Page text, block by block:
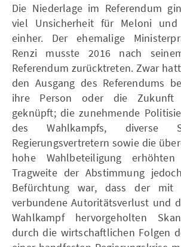
Die Niederlage im Referendum
viel Unsicherheit für Meloni und
einher. Der ehemalige
Renzi musste 2016 nach
Referendum zurücktreten. Zwar
den Ausgang des Referendums
ihre Person oder die Zukunft
geknüpft; die zunehmende
des Wahlkampfs, diverse
Regierungsvertretern sowie die
hohe Wahlbeteiligung
Tragweite der Abstimmung
Befürchtung war, dass der mit
verbundene Autoritätsverlust und
Wahlkampf hervorgeholten
durch die wirtschaftlichen Folgen